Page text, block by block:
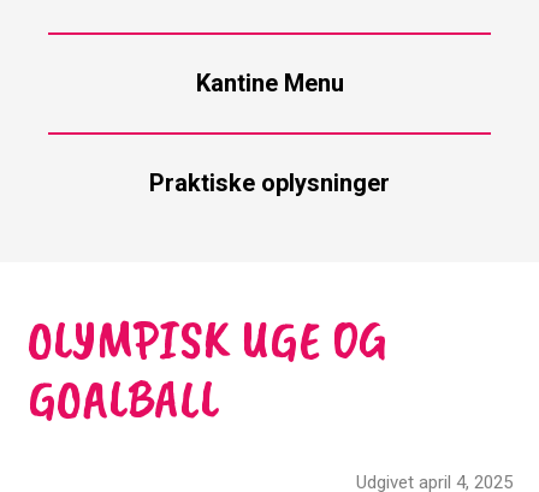
Kantine Menu
Praktiske oplysninger
OLYMPISK UGE OG
GOALBALL
Udgivet april 4, 2025